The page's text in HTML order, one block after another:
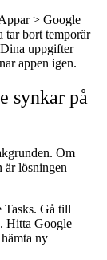
> Google
tar bort temporär
uppgifter
appen igen.
synkar på
Om
är lösningen
Gå till
Hitta Google
ny